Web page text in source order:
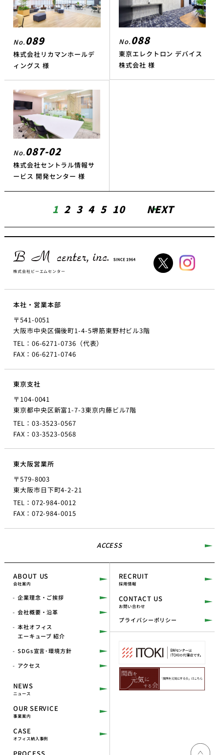
No.089
株式会社リカマンホールデ
ィングス 様
No.088
東京エレクトロン デバイス
株式会社 様
No.087-02
株式会社セントラル情報サ
ービス 開発センター 様
1 2 3 4 5 10 NEXT
株式会社ビーエムセンター
本社・営業本部
〒541-0051
大阪市中央区備後町1-4-5堺筋東野村ビル3階
TEL：06-6271-0736（代表）
FAX：06-6271-0746
東京支社
〒104-0041
東京都中央区新富1-7-3東京内藤ビル7階
TEL：03-3523-0567
FAX：03-3523-0568
東大阪営業所
〒579-8003
東大阪市日下町4-2-21
TEL：072-984-0012
FAX：072-984-0015
ACCESS
ABOUT US
会社案内
企業理念・ご挨拶
会社概要・沿革
本社オフィス
エーキューブ 紹介
SDGs宣言･環境方針
アクセス
NEWS
ニュース
OUR SERVICE
事業案内
CASE
オフィス納入事例
PROCESS
RECRUIT
採用情報
CONTACT US
お問い合わせ
プライバシーポリシー